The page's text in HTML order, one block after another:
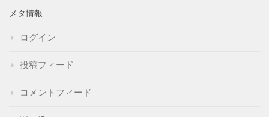
ブ
メタ情報
ログイン
投稿フィード
コメントフィード